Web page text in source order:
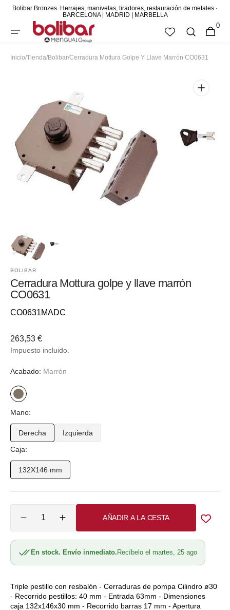
CONTENIDO
Bolibar Bronzes. Herrajes, manivelas, tiradores, restauración de metales ·
BARCELONA | MADRID | MARBELLA
CESTA
0
Inicio/Tienda/Bolibar/Cerradura Mottura Golpe Y Llave Marrón CO0631
Abrir
elemento
multimedia
1
en
vista
de
galería
BOLIBAR
Cerradura Mottura golpe y llave marrón
CO0631
Referencia::
CO0631MADC
Precio
habitual
263,53 €
Impuesto incluido.
Acabado: Marrón
Marrón
Mano:
Derecha
Variante
o
Izquierda
Caja:
132X146 mm
agotada
o
no
disponible
Reducir
cantidad
para
Cerradura
Mottura
y
llave
Aumentar
cantidad
para
Cerradura
Mottura
y
llave
AÑADIR A LA CESTA
En stock. Envío inmediato. Recíbelo el martes, 25 ago
Triple pestillo con resbalón - Cerraduras de pompa Cilindro ø30
- Recorrido pestillos: 40 mm - Entrada 63mm - Dimensiones
caja 132x146x30 mm - Recorrido barras 17 mm - Apertura